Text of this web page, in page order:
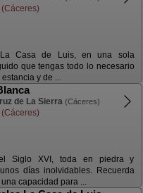
Casa de Luis, en una sola
que tengas todo lo necesario
y de ...
de La Sierra (Cáceres)
Siglo XVI, toda en piedra y
días inolvidables. Recuerda
capacidad para ...